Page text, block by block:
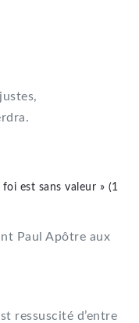
est sans valeur » (1
Paul Apôtre aux
ressuscité d’entre